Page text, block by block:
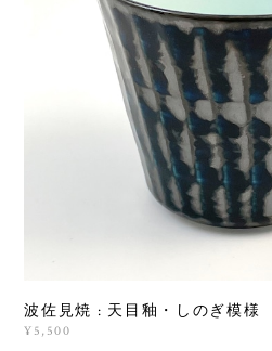
波佐見焼 : 天目釉・しのぎ模様
¥5,500